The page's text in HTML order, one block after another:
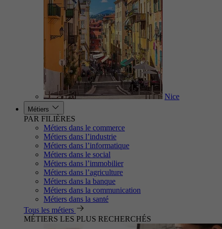
Nice
Métiers
PAR FILIÈRES
Métiers dans le commerce
Métiers dans l’industrie
Métiers dans l’informatique
Métiers dans le social
Métiers dans l’immobilier
Métiers dans l’agriculture
Métiers dans la banque
Métiers dans la communication
Métiers dans la santé
Tous les métiers
MÉTIERS LES PLUS RECHERCHÉS